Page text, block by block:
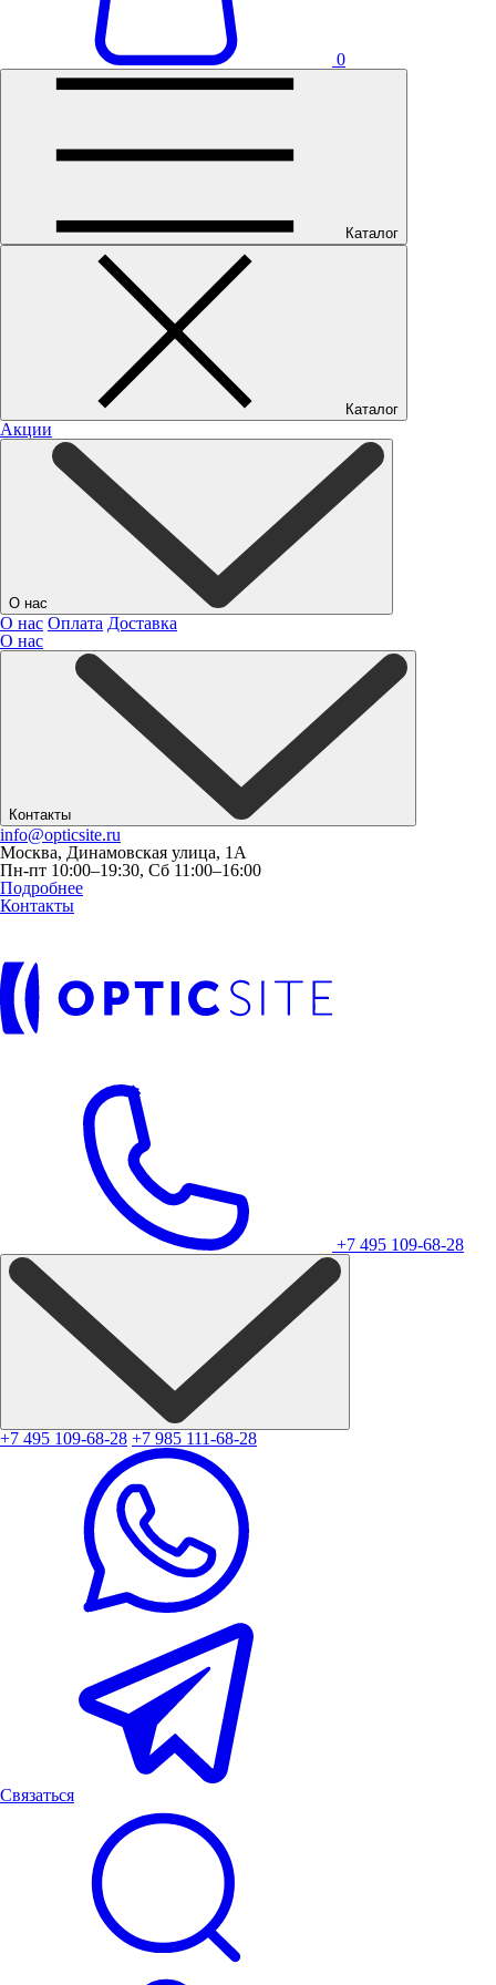
0
Каталог
Каталог
Акции
О нас
О нас Оплата Доставка
О нас
Контакты
info@opticsite.ru
Москва, Динамовская улица, 1А
Пн-пт 10:00–19:30, Сб 11:00–16:00
Подробнее
Контакты
+7 495 109-68-28
+7 495 109-68-28 +7 985 111-68-28
Связаться